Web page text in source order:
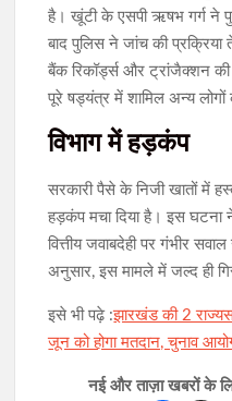
है। खूंटी के एसपी ऋषभ गर्ग ने
बाद पुलिस ने जांच की
बैंक रिकॉर्ड्स और ट्रांजैक्शन की
पूरे षड्यंत्र में शामिल अन्य लोगों
विभाग में हड़कंप
सरकारी पैसे के निजी खातों में
हड़कंप मचा दिया है। इस घटना
वित्तीय जवाबदेही पर गंभीर
अनुसार, इस मामले में जल्द ही
इसे भी पढ़े :झारखंड की 2
जून को होगा मतदान, चुनाव
नई और ताज़ा खबरों के